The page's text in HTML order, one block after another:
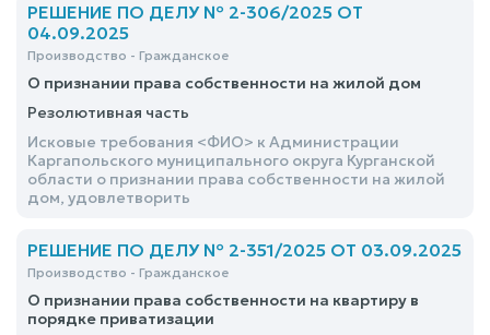
РЕШЕНИЕ ПО ДЕЛУ № 2-306/2025 ОТ
04.09.2025
Производство - Гражданское
О признании права собственности на жилой дом
Резолютивная часть
Исковые требования <ФИО> к Администрации
Каргапольского муниципального округа Курганской
области о признании права собственности на жилой
дом, удовлетворить
РЕШЕНИЕ ПО ДЕЛУ № 2-351/2025 ОТ 03.09.2025
Производство - Гражданское
О признании права собственности на квартиру в
порядке приватизации